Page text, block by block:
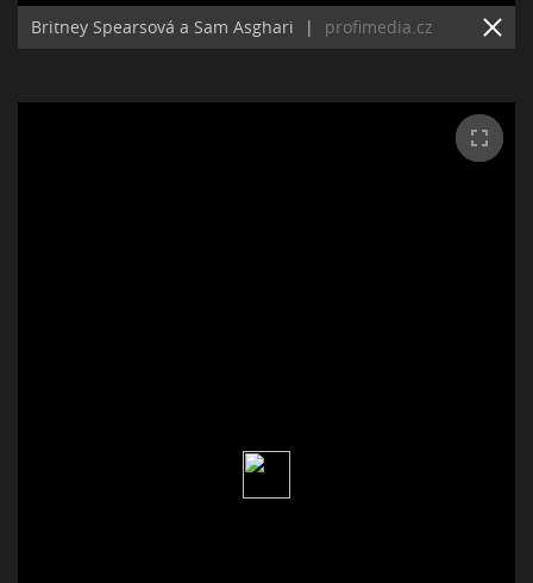
Britney Spearsová a Sam Asghari | profimedia.cz